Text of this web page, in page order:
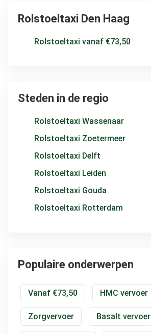
Rolstoeltaxi Den Haag
Rolstoeltaxi vanaf €73,50
Steden in de regio
Rolstoeltaxi Wassenaar
Rolstoeltaxi Zoetermeer
Rolstoeltaxi Delft
Rolstoeltaxi Leiden
Rolstoeltaxi Gouda
Rolstoeltaxi Rotterdam
Populaire onderwerpen
Vanaf €73,50 HMC vervoer
Zorgvervoer Basalt vervoer